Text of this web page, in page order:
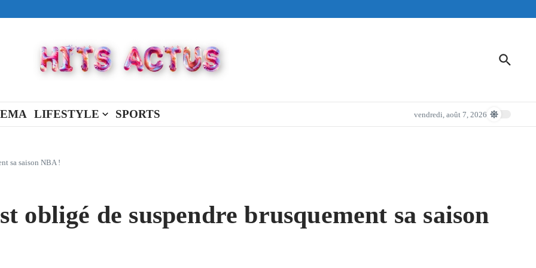
Full Of You »
LIFESTYLE SPORTS vendredi, août 7, 2026
sa saison NBA !
obligé de suspendre brusquement sa saison